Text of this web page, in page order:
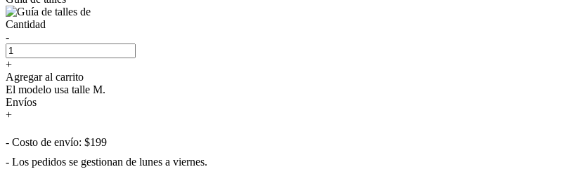
Cantidad
-
+
Agregar al carrito
El modelo usa talle M.
Envíos
+
- Costo de envío: $199
- Los pedidos se gestionan de lunes a viernes.